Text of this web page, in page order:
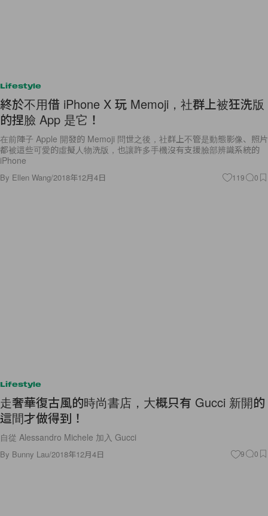
Lifestyle
終於不用借 iPhone X 玩 Memoji，社群上被狂洗版
的捏臉 App 是它！
在前陣子 Apple 開發的 Memoji 問世之後，社群上不管是動態影像、照片
都被這些可愛的虛擬人物洗版，也讓許多手機沒有支援臉部辨識系統的
iPhone
By Ellen Wang/2018年12月4日 119 0
Lifestyle
走奢華復古風的時尚書店，大概只有 Gucci 新開的
這間才做得到！
自從 Alessandro Michele 加入 Gucci
By Bunny Lau/2018年12月4日 9 0